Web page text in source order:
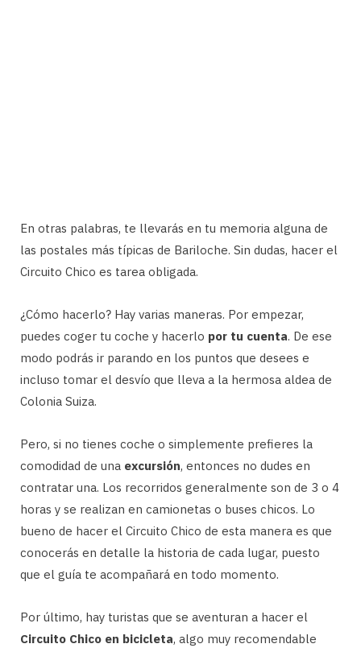
En otras palabras, te llevarás en tu memoria alguna de
las postales más típicas de Bariloche. Sin dudas, hacer el
Circuito Chico es tarea obligada.
¿Cómo hacerlo? Hay varias maneras. Por empezar,
puedes coger tu coche y hacerlo por tu cuenta. De ese
modo podrás ir parando en los puntos que desees e
incluso tomar el desvío que lleva a la hermosa aldea de
Colonia Suiza.
Pero, si no tienes coche o simplemente prefieres la
comodidad de una excursión, entonces no dudes en
contratar una. Los recorridos generalmente son de 3 o 4
horas y se realizan en camionetas o buses chicos. Lo
bueno de hacer el Circuito Chico de esta manera es que
conocerás en detalle la historia de cada lugar, puesto
que el guía te acompañará en todo momento.
Por último, hay turistas que se aventuran a hacer el
Circuito Chico en bicicleta, algo muy recomendable